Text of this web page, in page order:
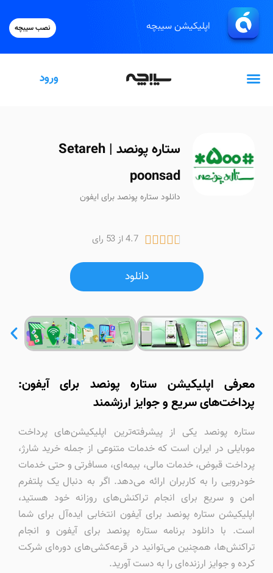
نصب سیبچه اپلیکیشن سیبچه
ورود
ستاره پونصد | Setareh
poonsad
دانلود ستاره پونصد برای ایفون
4.7 از 53 رای 
دانلود
معرفی اپلیکیشن ستاره پونصد برای آیفون:
پرداخت‌های سریع و جوایز ارزشمند
ستاره پونصد یکی از پیشرفته‌ترین اپلیکیشن‌های پرداخت
موبایلی در ایران است که خدمات متنوعی از جمله خرید شارژ،
پرداخت قبوض، خدمات مالی، بیمه‌ای، مسافرتی و حتی خدمات
خودرویی را به کاربران ارائه می‌دهد. اگر به دنبال یک پلتفرم
امن و سریع برای انجام تراکنش‌های روزانه خود هستید،
اپلیکیشن ستاره پونصد برای آیفون انتخابی ایده‌آل برای شما
است. با دانلود برنامه ستاره پونصد برای آیفون و انجام
تراکنش‌ها، همچنین می‌توانید در قرعه‌کشی‌های دوره‌ای شرکت
کرده و جوایز ارزنده‌ای را به دست آورید.